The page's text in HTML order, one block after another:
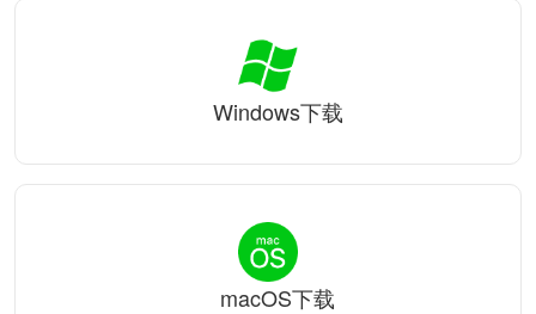
Windows下载
macOS下载